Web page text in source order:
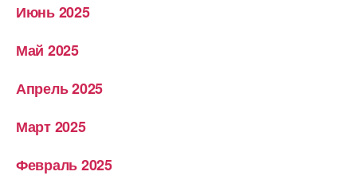
Июнь 2025
Май 2025
Апрель 2025
Март 2025
Февраль 2025